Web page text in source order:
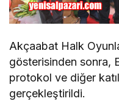
Akçaabat Halk
gösterisinden sonra,
protokol ve diğer
gerçekleştirildi.